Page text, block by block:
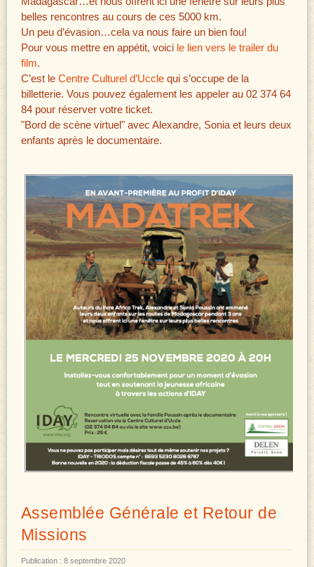
belles rencontres au cours de ces 5000 km.
Un peu d’évasion…cela va nous faire un bien fou!
Pour vous mettre en appétit, voici le lien vers le trailer du
film.
C’est le Centre Culturel d’Ucclequi s’occupe de la
billetterie. Vous pouvez également les appeler au 02 374 64
84 pour réserver votre ticket.
"Bord de scène virtuel" avec Alexandre, Sonia et leurs deux
enfants après le documentaire.
Assemblée Générale et Retour de
Missions
Publication : 8 septembre 2020